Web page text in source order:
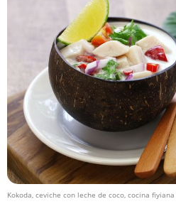
Kokoda, ceviche con leche de coco, cocina fiyiana